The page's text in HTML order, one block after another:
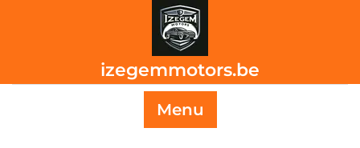
izegemmotors.be
Menu